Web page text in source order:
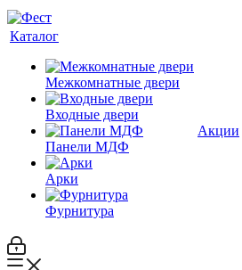
Каталог
Межкомнатные двери
Входные двери
Панели МДФ
Арки
Фурнитура
Акции